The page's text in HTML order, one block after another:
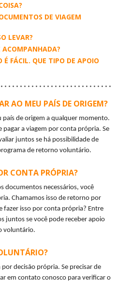
DE VIAGEM
LEVAR?
ACOMPANHADA?
FÁCIL. QUE TIPO DE APOIO
AO MEU PAÍS DE ORIGEM?
país de origem a qualquer momento.
pagar a viagem por conta própria. Se
juntos se há possibilidade de
de retorno voluntário.
CONTA PRÓPRIA?
documentos necessários, você
Chamamos isso de retorno por
fazer isso por conta própria? Entre
juntos se você pode receber apoio
voluntário.
decisão própria. Se precisar de
em contato conosco para verificar o